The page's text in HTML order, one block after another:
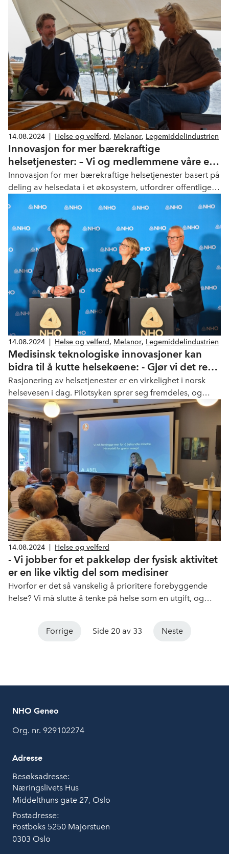
kjølvannet av Avkommersialiseringsutvalgets rapport.
14.08.2024 Helse og velferd, Melanor, Legemiddelindustrien
Innovasjon for mer bærekraftige
helsetjenester: – Vi og medlemmene våre er
klare til å bidra
Innovasjon for mer bærekraftige helsetjenester basert på
deling av helsedata i et økosystem, utfordrer offentlige
Karita Bekkemellem, administrerende direktør i NHO
Geneo, mener offentlig-privat samarbeid er svaret.
14.08.2024 Helse og velferd, Melanor, Legemiddelindustrien
Medisinsk teknologiske innovasjoner kan
bidra til å kutte helsekøene: - Gjør vi det rett,
er det et kinderegg
Rasjonering av helsetjenester er en virkelighet i norsk
helsevesen i dag. Pilotsyken sprer seg fremdeles, og
endringstakten i helsesektoren oppleves av bransjen som
altfor lav. En helt sentral innsatsfaktor er økt investering i
medisinsk utstyr og mer offentlig-privat samarbeid.
14.08.2024 Helse og velferd
- Vi jobber for et pakkeløp der fysisk aktivitet
er en like viktig del som medisiner
Hvorfor er det så vanskelig å prioritere forebyggende
helse? Vi må slutte å tenke på helse som en utgift, og
under ABEL Technologies og Høyskolen Kristianias
Forrige Side 20 av 33 Neste
NHO Geneo
Org. nr. 929102274
Adresse
Besøksadresse:
Næringslivets Hus
Middelthuns gate 27, Oslo
Postadresse:
Postboks 5250 Majorstuen
0303 Oslo